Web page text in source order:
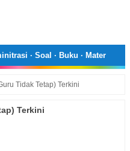
· Soal · Buku · Mater
Tidak Tetap) Terkini
Terkini